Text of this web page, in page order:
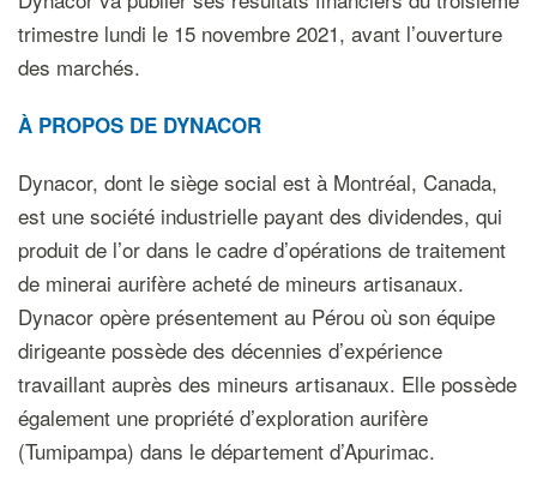
trimestre lundi le 15 novembre 2021, avant l’ouverture
des marchés.
À PROPOS DE DYNACOR
Dynacor, dont le siège social est à Montréal, Canada,
est une société industrielle payant des dividendes, qui
produit de l’or dans le cadre d’opérations de traitement
de minerai aurifère acheté de mineurs artisanaux.
Dynacor opère présentement au Pérou où son équipe
dirigeante possède des décennies d’expérience
travaillant auprès des mineurs artisanaux. Elle possède
également une propriété d’exploration aurifère
(Tumipampa) dans le département d’Apurimac.